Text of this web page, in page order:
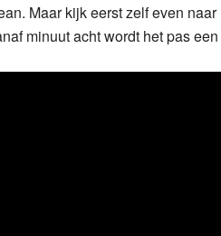
Maar kijk eerst zelf even
minuut acht wordt het pas